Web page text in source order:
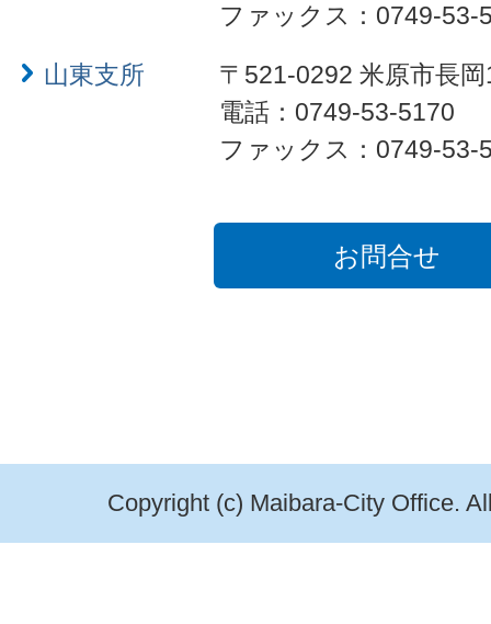
ファックス：0749-53-
山東支所
〒521-0292 米原市長
電話：0749-53-5170
ファックス：0749-53-
お問合せ
Copyright (c) Maibara-City Office.